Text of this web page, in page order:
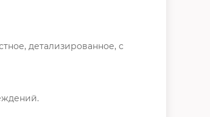
детализированное, с